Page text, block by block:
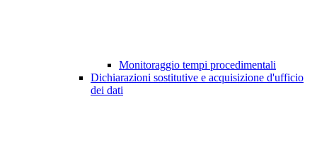
Monitoraggio tempi procedimentali
Dichiarazioni sostitutive e acquisizione d'ufficio
dei dati